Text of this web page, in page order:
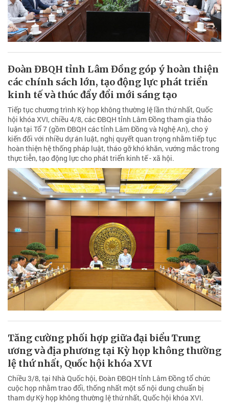
Đoàn ĐBQH tỉnh Lâm Đồng góp ý hoàn thiện
các chính sách lớn, tạo động lực phát triển
kinh tế và thúc đẩy đổi mới sáng tạo
Tiếp tục chương trình Kỳ họp không thường lệ lần thứ nhất, Quốc
hội khóa XVI, chiều 4/8, các ĐBQH tỉnh Lâm Đồng tham gia thảo
luận tại Tổ 7 (gồm ĐBQH các tỉnh Lâm Đồng và Nghệ An), cho ý
kiến đối với nhiều dự án luật, nghị quyết quan trọng nhằm tiếp tục
hoàn thiện hệ thống pháp luật, tháo gỡ khó khăn, vướng mắc trong
thực tiễn, tạo động lực cho phát triển kinh tế - xã hội.
Tăng cường phối hợp giữa đại biểu Trung
ương và địa phương tại Kỳ họp không thường
lệ thứ nhất, Quốc hội khóa XVI
Chiều 3/8, tại Nhà Quốc hội, Đoàn ĐBQH tỉnh Lâm Đồng tổ chức
cuộc họp nhằm trao đổi, thống nhất một số nội dung chuẩn bị
tham dự Kỳ họp không thường lệ thứ nhất, Quốc hội khóa XVI.